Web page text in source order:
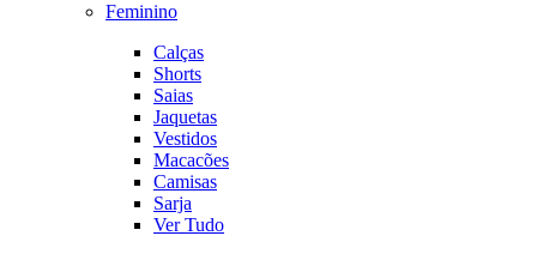
Feminino
Calças
Shorts
Saias
Jaquetas
Vestidos
Macacões
Camisas
Sarja
Ver Tudo